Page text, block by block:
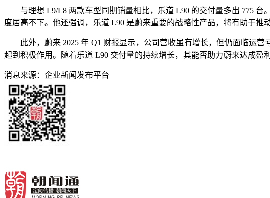
与理想 L9/L8 两款车型同期销量相比，乐道 L90 的交付量多出 775 台
度居高不下。他还强调，乐道 L90 是蔚来重要的战略性产品，将有助于推
此外，蔚来 2025 年 Q1 财报显示，公司营收虽有增长，但仍面临运营
起到积极作用。随着乐道 L90 交付量的持续增长，其能否助力蔚来达成盈
消息来源： 企业新闻发布平台